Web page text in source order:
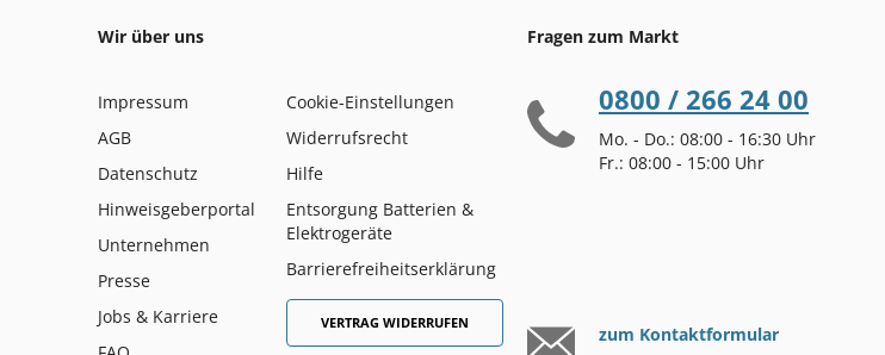
Wir über uns
Impressum
AGB
Datenschutz
Hinweisgeberportal
Unternehmen
Presse
Jobs & Karriere
Cookie-Einstellungen
Widerrufsrecht
Hilfe
Entsorgung Batterien &
Elektrogeräte
Barrierefreiheitserklärung
VERTRAG WIDERRUFEN
Fragen zum Markt
0800 / 266 24 00
Mo. - Do.: 08:00 - 16:30 Uhr
Fr.: 08:00 - 15:00 Uhr
zum Kontaktformular